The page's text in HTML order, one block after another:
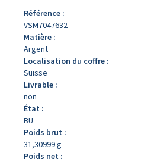
Référence :
VSM7047632
Matière :
Argent
Localisation du coffre :
Suisse
Livrable :
non
État :
BU
Poids brut :
31,30999 g
Poids net :